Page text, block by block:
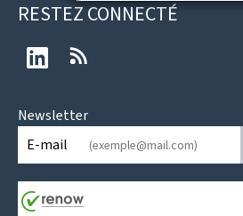
RESTEZ CONNECTÉ
LinkedIn
Newsletter
E-mail